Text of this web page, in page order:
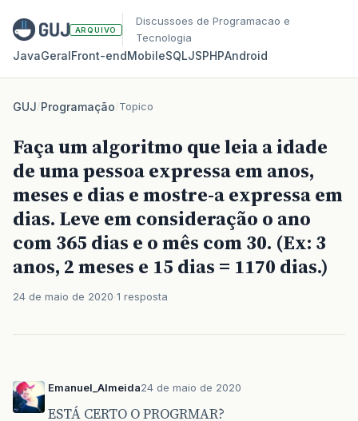
ARQUIVO
Discussoes de Programacao e
Tecnologia
JavaGeralFront‑endMobileSQLJSPHPAndroid
GUJ/Programação/Topico
Faça um algoritmo que leia a idade
de uma pessoa expressa em anos,
meses e dias e mostre-a expressa em
dias. Leve em consideração o ano
com 365 dias e o mês com 30. (Ex: 3
anos, 2 meses e 15 dias = 1170 dias.)
24 de maio de 2020 1 resposta
Emanuel_Almeida24 de maio de 2020
ESTÁ CERTO O PROGRMAR?